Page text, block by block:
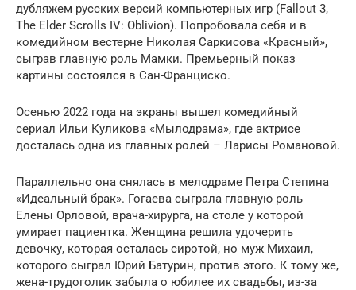
дубляжем русских версий компьютерных игр (Fallout 3,
The Elder Scrolls IV: Oblivion). Попробовала себя и в
комедийном вестерне Николая Саркисова «Красный»,
сыграв главную роль Мамки. Премьерный показ
картины состоялся в Сан-Франциско.
Осенью 2022 года на экраны вышел комедийный
сериал Ильи Куликова «Мылодрама», где актрисе
досталась одна из главных ролей – Ларисы Романовой.
Параллельно она снялась в мелодраме Петра Степина
«Идеальный бpaк». Гогаева сыграла главную роль
Елены Орловой, врача-хирурга, на столе у которой
умирает пациентка. Женщина решила удочерить
дeвoчку, которая осталась сиротой, но муж Михаил,
которого сыграл Юрий Батурин, против этого. К тому же,
жена-трудоголик забыла о юбилее их свадьбы, из-за